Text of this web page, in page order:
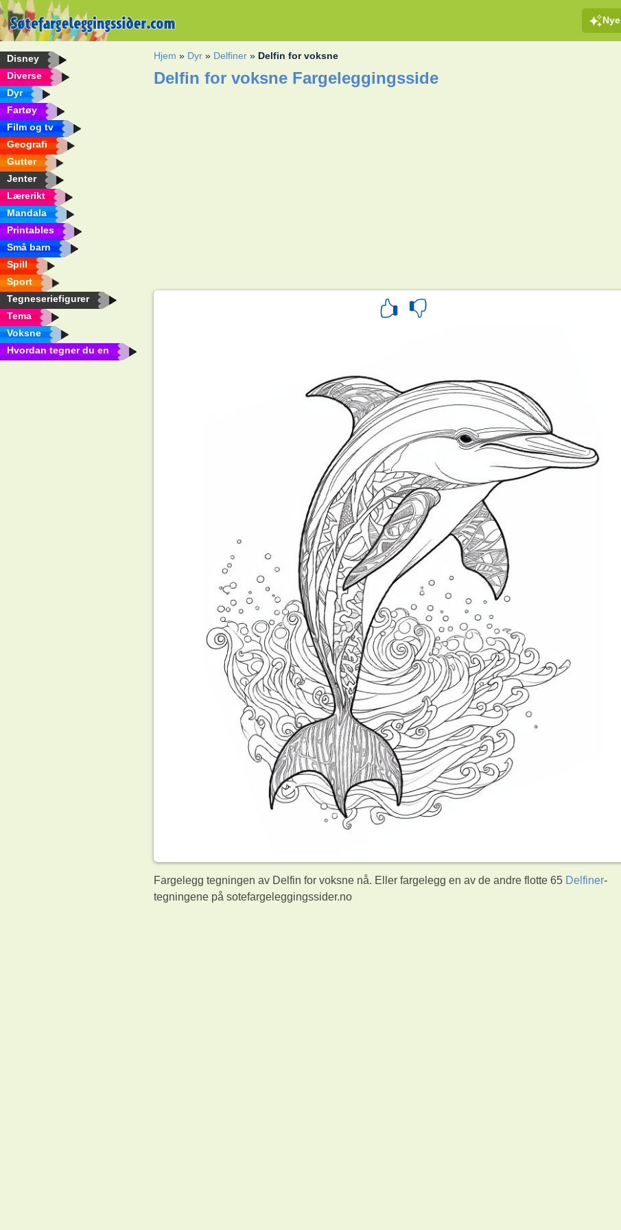
Nye
Disney
Diverse
Dyr
Fartøy
Film og tv
Geografi
Gutter
Jenter
Lærerikt
Mandala
Printables
Små barn
Spill
Sport
Tegneseriefigurer
Tema
Voksne
Hvordan tegner du en
Hjem » Dyr » Delfiner » Delfin for voksne
Delfin for voksne Fargeleggingsside
Fargelegg tegningen av Delfin for voksne nå. Eller fargelegg en av de andre flotte 65 Delfiner-
tegningene på sotefargeleggingssider.no